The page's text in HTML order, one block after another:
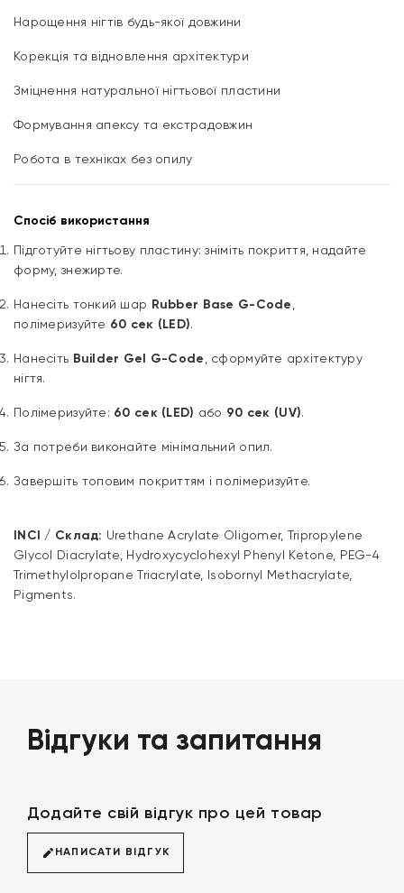
Нарощення нігтів будь-якої довжини
Корекція та відновлення архітектури
Зміцнення натуральної нігтьової пластини
Формування апексу та екстрадовжин
Робота в техніках без опилу
Спосіб використання
Підготуйте нігтьову пластину: зніміть покриття, надайте
форму, знежирте.
Нанесіть тонкий шар Rubber Base G-Code
полімеризуйте 60 сек (LED).
Нанесіть Builder Gel G-Code
, сформуйте архітектуру
нігтя.
Полімеризуйте: 60 сек (LED) або 90 сек (UV).
За потреби виконайте мінімальний опил.
Завершіть топовим покриттям і полімеризуйте.
INCI / Склад: Urethane Acrylate Oligomer, Tripropylene
Glycol Diacrylate, Hydroxycyclohexyl Phenyl Ketone, PEG-4
Trimethylolpropane Triacrylate, Isobornyl Methacrylate,
Pigments.
Відгуки та запитання
Додайте свій відгук про цей товар
НАПИСАТИ ВІДГУК